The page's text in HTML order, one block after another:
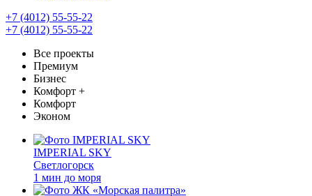
+7 (4012) 55-55-22
+7 (4012) 55-55-22
Все проекты
Премиум
Бизнес
Комфорт +
Комфорт
Эконом
IMPERIAL SKY
Светлогорск
1 мин до моря